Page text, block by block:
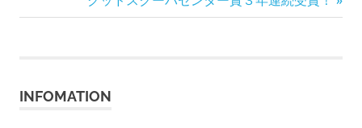
稿
ビ
記
の
INFOMATION